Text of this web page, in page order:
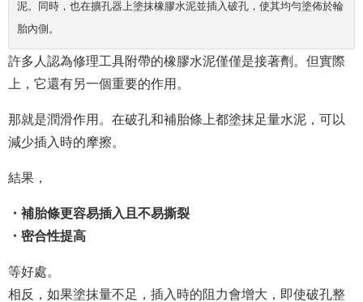
泥。同時，也在擴孔器上塗抹橡膠水泥並插入破孔，使其均勻塗佈於輪
胎內側。
許多人認為修理工具附帶的橡膠水泥僅僅是接著劑。但實際
上，它還有另一個重要的作用。
那就是潤滑作用。在破孔和補胎條上都塗抹足量水泥，可以
減少插入時的摩擦。
結果，
・補胎條更容易插入且不易撕裂
・密合性提高
等好處。
相反，如果塗抹量不足，插入時的阻力會增大，即使破孔整